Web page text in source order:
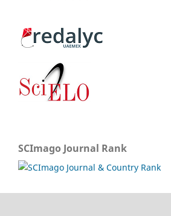
SCImago Journal Rank